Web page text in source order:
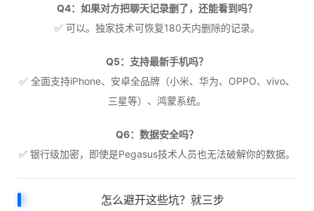
Q4：如果对方把聊天记录删了，还能看到吗？
✅ 可以。独家技术可恢复180天内删除的记录。
Q5：支持最新手机吗？
✅ 全面支持iPhone、安卓全品牌（小米、华为、OPPO、vivo、
三星等）、鸿蒙系统。
Q6：数据安全吗？
✅ 银行级加密，即使是Pegasus技术人员也无法破解你的数据。
怎么避开这些坑？就三步